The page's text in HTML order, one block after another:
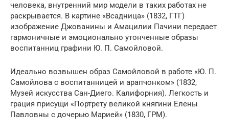
человека, внутренний мир модели в таких работах не
раскрывается. В картине «Всадница» (1832, ГТГ)
изображение Джованины и Амацилии Пачини передает
гармоничные и эмоционально утонченные образы
воспитанниц графини Ю. П. Самойловой.
Идеально возвышен образ Самойловой в работе «Ю. П.
Самойлова с воспитанницей и арапчонком» (1832,
Музей искусства Сан-Диего. Калифорния). Легкость и
грация присущи «Портрету великой княгини Елены
Павловны с дочерью Марией» (1830, ГРМ).